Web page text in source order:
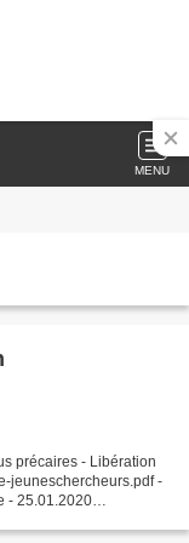
MENU
précaires - Libération
jeuneschercheurs.pdf -
- 25.01.2020